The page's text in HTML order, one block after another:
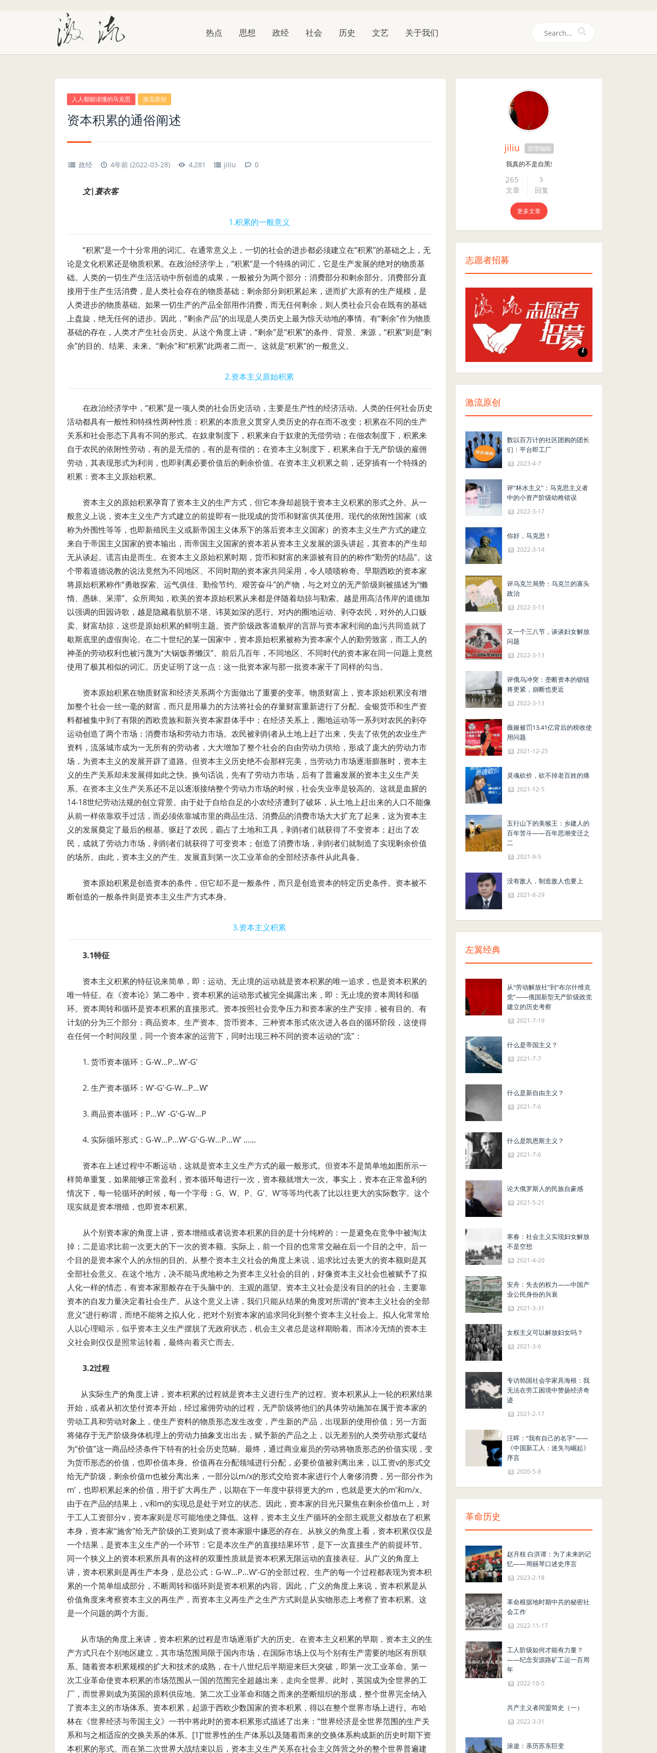
热点 思想 政经 社会 历史 文艺 关于我们
人人都能读懂的马克思 激流原创
资本积累的通俗阐述
政经 4年前 (2022-03-28) 4,281 jiliu 0
文|蓑衣客
1.积累的一般意义
“积累”是一个十分常用的词汇。在通常意义上，一切的社会的进步都必须建立在“积累”的基础之上，无
论是文化积累还是物质积累。在政治经济学上，“积累”是一个特殊的词汇，它是生产发展的绝对的物质基
础。人类的一切生产生活活动中所创造的成果，一般被分为两个部分：消费部分和剩余部分。消费部分直
接用于生产生活消费，是人类社会存在的物质基础；剩余部分则积累起来，进而扩大原有的生产规模，是
人类进步的物质基础。如果一切生产的产品全部用作消费，而无任何剩余，则人类社会只会在既有的基础
上盘旋，绝无任何的进步。因此，“剩余产品”的出现是人类历史上最为惊天动地的事情。有“剩余”作为物质
基础的存在，人类才产生社会历史。从这个角度上讲，“剩余”是“积累”的条件、背景、来源，“积累”则是“剩
余”的目的、结果、未来。“剩余”和“积累”此两者二而一。这就是“积累”的一般意义。
2.资本主义原始积累
在政治经济学中，“积累”是一项人类的社会历史活动，主要是生产性的经济活动。人类的任何社会历史
活动都具有一般性和特殊性两种性质：积累的本质意义贯穿人类历史的存在而不改变；积累在不同的生产
关系和社会形态下具有不同的形式。在奴隶制度下，积累来自于奴隶的无偿劳动；在佃农制度下，积累来
自于农民的依附性劳动，有的是无偿的，有的是有偿的；在资本主义制度下，积累来自于无产阶级的雇佣
劳动，其表现形式为利润，也即剥离必要价值后的剩余价值。在资本主义积累之前，还穿插有一个特殊的
积累：资本主义原始积累。
资本主义的原始积累孕育了资本主义的生产方式，但它本身却超脱于资本主义积累的形式之外。从一
般意义上说，资本主义生产方式建立的前提即有一批现成的货币和财富供其使用。现代的依附性国家（或
称为外围性等等，也即新殖民主义或新帝国主义体系下的落后资本主义国家）的资本主义生产方式的建立
来自于帝国主义国家的资本输出，而帝国主义国家的资本若从资本主义发展的源头讲起，其资本的产生却
无从谈起。谎言由是而生。在资本主义原始积累时期，货币和财富的来源被有目的的称作“勤劳的结晶”。这
个带着道德说教的说法竟然为不同地区、不同时期的资本家共同采用，令人啧啧称奇。早期西欧的资本家
将原始积累称作“勇敢探索、运气俱佳、勤俭节约、艰苦奋斗”的产物，与之对立的无产阶级则被描述为“懒
惰、愚昧、呆滞”。众所周知，欧美的资本原始积累从来都是伴随着劫掠与勒索。越是用高洁伟岸的道德加
以强调的田园诗歌，越是隐藏着肮脏不堪、讳莫如深的恶行。对内的圈地运动、剥夺农民，对外的人口贩
卖、财富劫掠，这些是原始积累的鲜明主题。资产阶级政客道貌岸的言辞与资本家利润的血污共同造就了
歇斯底里的虚假舆论。在二十世纪的某一国家中，资本原始积累被称为资本家个人的勤劳致富，而工人的
神圣的劳动权利也被污蔑为“大锅饭养懒汉”。前后几百年，不同地区、不同时代的资本家在同一问题上竟然
使用了极其相似的词汇。历史证明了这一点：这一批资本家与那一批资本家干了同样的勾当。
资本原始积累在物质财富和经济关系两个方面做出了重要的变革。物质财富上，资本原始积累没有增
加整个社会一丝一毫的财富，而只是用暴力的方法将社会的存量财富重新进行了分配。金银货币和生产资
料都被集中到了有限的西欧贵族和新兴资本家群体手中；在经济关系上，圈地运动等一系列对农民的剥夺
运动创造了两个市场：消费市场和劳动力市场。农民被剥削者从土地上赶了出来，失去了依凭的农业生产
资料，流落城市成为一无所有的劳动者，大大增加了整个社会的自由劳动力供给，形成了庞大的劳动力市
场，为资本主义的发展开辟了道路。但资本主义历史绝不会那样完美，当劳动力市场逐渐膨胀时，资本主
义的生产关系却未发展得如此之快。换句话说，先有了劳动力市场，后有了普遍发展的资本主义生产关
系。在资本主义生产关系还不足以逐渐接纳整个劳动力市场的时候，社会失业率是较高的。这就是血腥的
14-18世纪劳动法规的创立背景。由于处于自给自足的小农经济遭到了破坏，从土地上赶出来的人口不能像
从前一样依靠双手过活，而必须依靠城市里的商品生活。消费品的消费市场大大扩充了起来，这为资本主
义的发展奠定了最后的根基。驱赶了农民，霸占了土地和工具，剥削者们就获得了不变资本；赶出了农
民，成就了劳动力市场，剥削者们就获得了可变资本；创造了消费市场，剥削者们就制造了实现剩余价值
的场所。由此，资本主义的产生、发展直到第一次工业革命的全部经济条件从此具备。
资本原始积累是创造资本的条件，但它却不是一般条件，而只是创造资本的特定历史条件。资本被不
断创造的一般条件则是资本主义生产方式本身。
3.资本主义积累
3.1特征
资本主义积累的特征说来简单，即：运动。无止境的运动就是资本积累的唯一追求，也是资本积累的
唯一特征。在《资本论》第二卷中，资本积累的运动形式被完全揭露出来，即：无止境的资本周转和循
环。资本周转和循环是资本积累的直接形式。资本按照社会竞争压力和资本家的生产安排，被有目的、有
计划的分为三个部分：商品资本、生产资本、货币资本。三种资本形式依次进入各自的循环阶段，这使得
在任何一个时间段里，同一个资本家的运营下，同时出现三种不同的资本运动的“流”：
1. 货币资本循环：G-W…P…W’-G’
2. 生产资本循环：W’-G’·G-W…P…W’
3. 商品资本循环：P…W’ -G’·G-W…P
4. 实际循环形式：G-W…P…W’-G’·G-W…P…W’ ……
资本在上述过程中不断运动，这就是资本主义生产方式的最一般形式。但资本不是简单地如图所示一
样简单重复，如果能够正常盈利，资本循环每进行一次，资本额就增大一次。事实上，资本在正常盈利的
情况下，每一轮循环的时候，每一个字母： G、 W、 P、 G’、 W’等等均代表了比以往更大的实际数字。这个
现实就是资本增殖，也即资本积累。
从个别资本家的角度上讲，资本增殖或者说资本积累的目的是十分纯粹的：一是避免在竞争中被淘汰
掉；二是追求比前一次更大的下一次的资本额。实际上，前一个目的也常常交融在后一个目的之中。后一
个目的是资本家个人的永恒的目的。从整个资本主义社会的角度上来说，追求比过去更大的资本额则是其
全部社会意义。在这个地方，决不能马虎地称之为资本主义社会的目的，好像资本主义社会也被赋予了拟
人化一样的情态，有资本家那般存在于头脑中的、主观的愿望。资本主义社会是没有目的的社会，主要靠
资本的自发力量决定着社会生产。从这个意义上讲，我们只能从结果的角度对所谓的“资本主义社会的全部
意义”进行称谓，而绝不能将之拟人化，把对个别资本家的追求同化到整个资本主义社会上。拟人化常常给
人以心理暗示，似乎资本主义生产摆脱了无政府状态，机会主义者总是这样期盼着。而冰冷无情的资本主
义社会则仅仅是照常运转着，最终向着灭亡而去。
3.2过程
从实际生产的角度上讲，资本积累的过程就是资本主义进行生产的过程。资本积累从上一轮的积累结果
开始，或者从初次垫付资本开始，经过雇佣劳动的过程，无产阶级将他们的具体劳动施加在属于资本家的
劳动工具和劳动对象上，使生产资料的物质形态发生改变，产生新的产品，出现新的使用价值；另一方面
将储存于无产阶级身体机理上的劳动力抽象支出出去，赋予新的产品之上，以无差别的人类劳动形式凝结
为“价值”这一商品经济条件下特有的社会历史范畴。最终，通过商业雇员的劳动将物质形态的价值实现，变
为货币形态的价值，也即价值本身。价值再在分配领域进行分配，必要价值被剥离出来，以工资v的形式交
给无产阶级，剩余价值m也被分离出来，一部分以m/x的形式交给资本家进行个人奢侈消费，另一部分作为
m’ ，也即积累起来的价值，用于扩大再生产，以期在下一年度中获得更大的m ，也就是更大的m’和m/x。
由于在产品的结果上， v和m的实现总是处于对立的状态。因此，资本家的目光只聚焦在剩余价值m上，对
于工人工资部分v ，资本家则是尽可能地使之降低。这样，资本主义生产循环的全部主观意义都放在了积累
本身，资本家“施舍”给无产阶级的工资则成了资本家眼中嫌恶的存在。从狭义的角度上看，资本积累仅仅是
一个结果，是资本主义生产的一个环节：它是本次生产的直接结果环节，是下一次直接生产的前提环节。
同一个狭义上的资本积累所具有的这样的双重性质就是资本积累无限运动的直接表征。从广义的角度上
讲，资本积累则是再生产本身，是总公式： G-W…P…W’-G’的全部过程。生产的每一个过程都表现为资本积
累的一个简单组成部分，不断周转和循环则是资本积累的内容。因此，广义的角度上来说，资本积累是从
价值角度来考察资本主义的再生产，而资本主义再生产之生产方式则是从实物形态上考察了资本积累。这
是一个问题的两个方面。
从市场的角度上来讲，资本积累的过程是市场逐渐扩大的历史。在资本主义积累的早期，资本主义的生
产方式只在个别地区建立，其市场范围局限于国内市场，在国际市场上仅与个别有生产需要的地区有所联
系。随着资本积累规模的扩大和技术的成熟，在十八世纪后半期迎来巨大突破，即第一次工业革命。第一
次工业革命使资本积累的市场范围从一国的范围完全超越出来，走向全世界。此时，英国成为全世界的工
厂，而世界则成为英国的原料供应地。第二次工业革命和随之而来的垄断组织的形成，整个世界完全纳入
了资本主义的市场体系。资本积累，起源于西欧少数国家的资本积累，得以在整个世界市场上进行。布哈
林在《世界经济与帝国主义》一书中将此时的资本积累形式描述了出来：“世界经济是全世界范围的生产关
系和与之相适应的交换关系的体系。[1]”世界性的生产体系以及随着而来的交换体系构成新的历史时期下资
本积累的形式。而在第二次世界大战结束以后，资本主义生产关系在社会主义阵营之外的整个世界普遍建
jiliu 管理编辑
我真的不是自黑!
265
文章
3
回复
更多文章
志愿者招募
志愿者招募
激流原创
数以百万计的社区团购的团长
们：平台即工厂
2023-4-7
评“杯水主义”：马克思主义者
中的小资产阶级幼稚错误
2022-3-17
你好，马克思！
2022-3-14
评乌克兰局势：乌克兰的寡头
政治
2022-3-13
又一个三八节，谈谈妇女解放
问题
2022-3-13
评俄乌冲突：垄断资本的锁链
将更紧，崩断也更近
2022-3-13
薇娅被罚13.41亿背后的税收使
用问题
2021-12-25
灵魂砍价，砍不掉老百姓的痛
2021-12-5
五行山下的美猴王：乡建人的
百年苦斗——百年思潮变迁之
二
2021-9-5
没有敌人，制造敌人也要上
2021-8-29
左翼经典
从“劳动解放社”到“布尔什维克
党”——俄国新型无产阶级政党
建立的历史考察
2021-7-19
什么是帝国主义？
2021-7-7
什么是新自由主义？
2021-7-6
什么是凯恩斯主义？
2021-7-6
论大俄罗斯人的民族自豪感
2021-5-21
寒春：社会主义实现妇女解放
不是空想
2021-4-20
安舟：失去的权力——中国产
业公民身份的兴衰
2021-3-31
女权主义可以解放妇女吗？
2021-3-6
专访韩国社会学家具海根：我
无法在劳工困境中赞扬经济奇
迹
2021-2-17
汪晖：“我有自己的名字”——
《中国新工人：迷失与崛起》
序言
2020-5-8
革命历史
赵月枝 白洪谭：为了未来的记
忆——周丽琴口述史序言
2023-2-18
革命根据地时期中共的秘密社
会工作
2022-11-17
工人阶级如何才能有力量？
——纪念安源路矿工运一百周
年
2022-10-5
共产主义者同盟简史（一）
2022-3-31